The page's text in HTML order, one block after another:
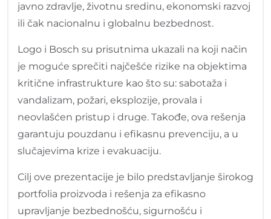
javno zdravlje, životnu sredinu, ekonomski razvoj
ili čak nacionalnu i globalnu bezbednost.
Logo i Bosch su prisutnima ukazali na koji način
je moguće sprečiti najčešće rizike na objektima
kritične infrastrukture kao što su: sabotaža i
vandalizam, požari, eksplozije, provala i
neovlašćen pristup i druge. Takođe, ova rešenja
garantuju pouzdanu i efikasnu prevenciju, a u
slučajevima krize i evakuaciju.
Cilj ove prezentacije je bilo predstavljanje širokog
portfolia proizvoda i rešenja za efikasno
upravljanje bezbednošću, sigurnošću i